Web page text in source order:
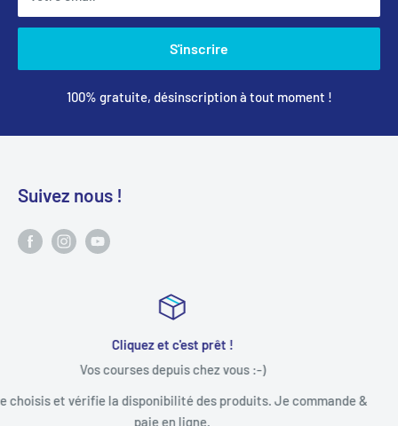
S'inscrire
100% gratuite, désinscription à tout moment !
Suivez nous !
&
Toujours à votre écoute
"N'hésitez pas à nous appeler pour obtenir un conseil ou
Tel :09 53 18 03 61